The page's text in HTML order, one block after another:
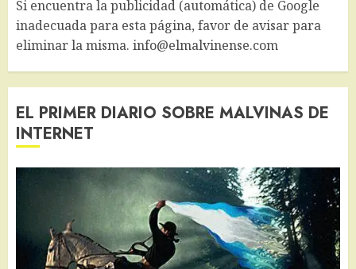
Si encuentra la publicidad (automática) de Google
inadecuada para esta página, favor de avisar para
eliminar la misma. info@elmalvinense.com
EL PRIMER DIARIO SOBRE MALVINAS DE
INTERNET